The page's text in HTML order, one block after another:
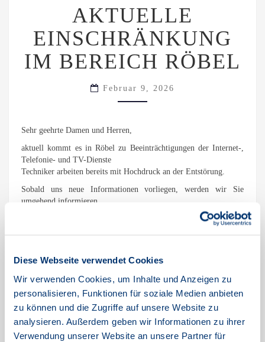
Diese Webseite verwendet Cookies
Wir verwenden Cookies, um Inhalte und Anzeigen zu
personalisieren, Funktionen für soziale Medien anbieten
zu können und die Zugriffe auf unsere Website zu
analysieren. Außerdem geben wir Informationen zu ihrer
Verwendung unserer Website an unsere Partner für
EINSCHRÄNKUNG
IM
BEREICH
RÖBEL
AKTUELLE
EINSCHRÄNKUNG
IM BEREICH RÖBEL
Februar 9, 2026
Sehr geehrte Damen und Herren,
aktuell kommt es in Röbel zu Beeinträchtigungen der Internet-,
Telefonie- und TV-Dienste
Techniker arbeiten bereits mit Hochdruck an der Entstörung.
Sobald uns neue Informationen vorliegen, werden wir Sie
umgehend informieren.
Wir bitten die Unannehmlichkeiten zu entschuldigen und
Ihr TNG-Team
Ohne Kategorie